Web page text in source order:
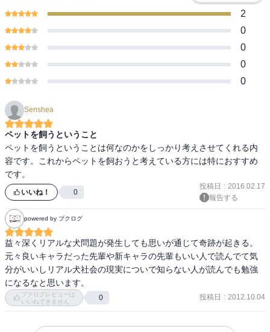
2
0
0
0
0
Senshea
ペットを飼うということ
ペットを飼うということは何なのかをしっかり考えさせてくれる内
容です。これからペットを飼おうと考えている方には特におすすめ
です。
いいね！ 0
投稿日 : 2016.02.17
報告する
powered by ブクログ
益々深くリアルな犬問題が発生しても思いが通じて奇跡が起きる。
元々良いキャラだった先輩や新キャラの先輩もいい人で読んでて気
分がいいしリアル犬社会の現実についで知らない人が読んでも勉強
になるなと思います。
ブクログレビューは
いいねできません
0 投稿日 : 2012.10.04